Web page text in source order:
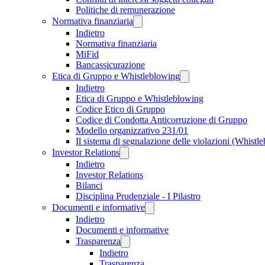
Politiche di remunerazione
Normativa finanziaria
Indietro
Normativa finanziaria
MiFid
Bancassicurazione
Etica di Gruppo e Whistleblowing
Indietro
Etica di Gruppo e Whistleblowing
Codice Etico di Gruppo
Codice di Condotta Anticorruzione di Gruppo
Modello organizzativo 231/01
Il sistema di segnalazione delle violazioni
Investor Relations
Indietro
Investor Relations
Bilanci
Disciplina Prudenziale - I Pilastro
Documenti e informative
Indietro
Documenti e informative
Trasparenza
Indietro